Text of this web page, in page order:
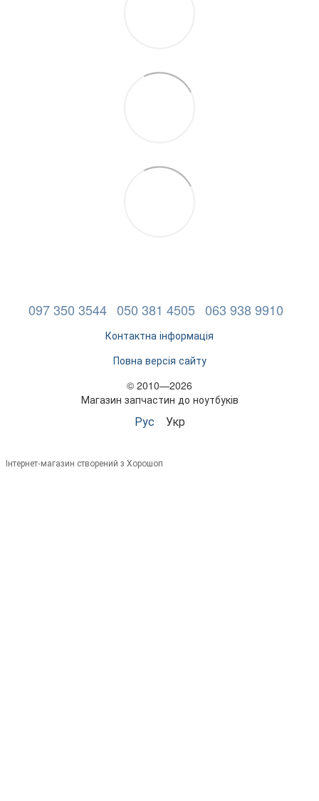
097 350 3544 050 381 4505 063 938 9910
Контактна інформація
Повна версія сайту
© 2010—2026
Магазин запчастин до ноутбуків
Рус Укр
Інтернет-магазин створений з Хорошоп